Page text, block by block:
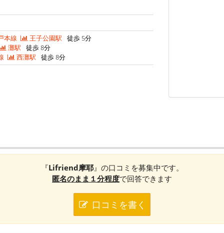
本線 王子公園駅 徒歩 5分
灘駅 徒歩 8分
西灘駅 徒歩 8分
『Lifriend摩耶』の口コミを募集中です。
匿名のまま１分程度で回答できます
口コミを書く